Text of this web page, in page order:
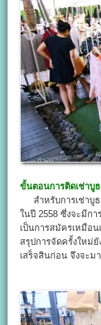
ขั้นตอนการติดเช่าบูธ
สำหรับการเช่าบูธ
ในปี 2558 ซึ่งจะมีก
เป็นการสมัครเหมือ
สรุปการจัดครั้งใหม่
เสร็จสินก่อน จึงจะม